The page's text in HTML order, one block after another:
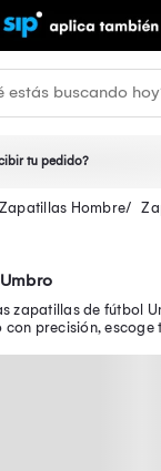
tu pedido?
Zapatillas Hombre
zapatillas de fútbol
precisión, escoge